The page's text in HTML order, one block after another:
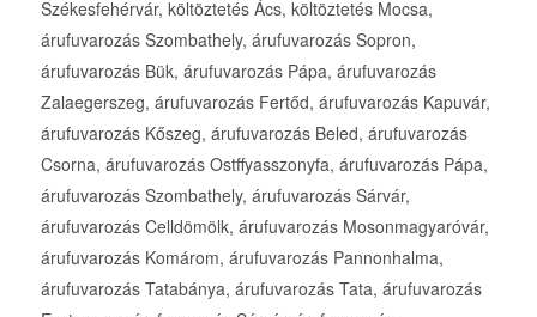
Székesfehérvár, költöztetés Ács, költöztetés Mocsa,
árufuvarozás Szombathely, árufuvarozás Sopron,
árufuvarozás Bük, árufuvarozás Pápa, árufuvarozás
Zalaegerszeg, árufuvarozás Fertőd, árufuvarozás Kapuvár,
árufuvarozás Kőszeg, árufuvarozás Beled, árufuvarozás
Csorna, árufuvarozás Ostffyasszonyfa, árufuvarozás Pápa,
árufuvarozás Szombathely, árufuvarozás Sárvár,
árufuvarozás Celldömölk, árufuvarozás Mosonmagyaróvár,
árufuvarozás Komárom, árufuvarozás Pannonhalma,
árufuvarozás Tatabánya, árufuvarozás Tata, árufuvarozás